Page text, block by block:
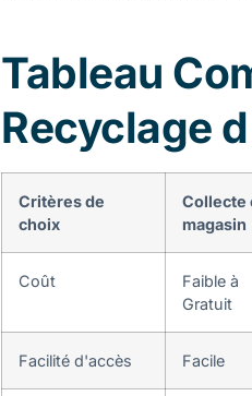
Tableau
Recyclage
Critères de
choix
Collecte
magasin
Coût
Faible à
Gratuit
Facilité d'accès Facile